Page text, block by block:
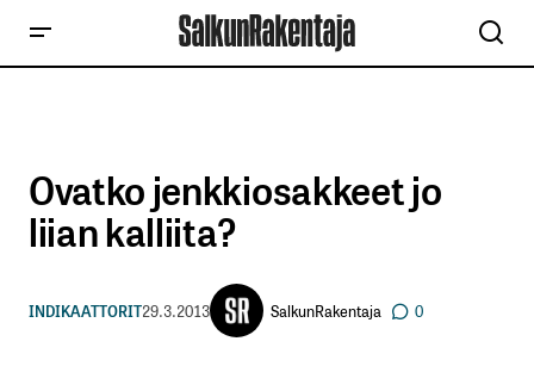
Ovatko jenkkiosakkeet jo
liian kalliita?
INDIKAATTORIT29.3.2013 SalkunRakentaja 0